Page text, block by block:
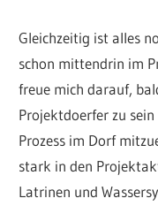
Gleichzeitig ist alles
schon mittendrin im
freue mich darauf,
Projektdoerfer zu
Prozess im Dorf
stark in den
Latrinen und